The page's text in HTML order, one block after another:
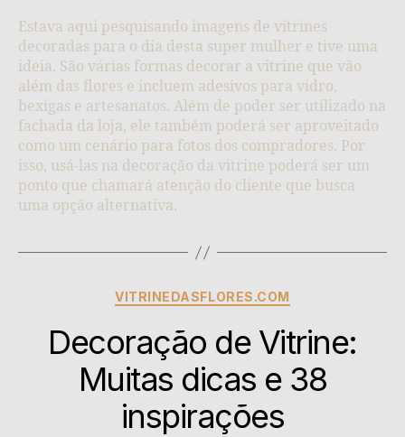
Estava aqui pesquisando imagens de vitrines
decoradas para o dia desta super mulher e tive uma
ideia. São várias formas decorar a vitrine que vão
além das flores e incluem adesivos para vidro,
bexigas e artesanatos. Além de poder ser utilizado na
fachada da loja, ele também poderá ser aproveitado
como um cenário para fotos dos compradores. Por
isso, usá-las na decoração da vitrine poderá ser um
ponto que chamará atenção do cliente que busca
uma opção alternativa.
VITRINEDASFLORES.COM
Decoração de Vitrine:
Muitas dicas e 38
inspirações